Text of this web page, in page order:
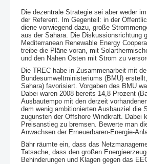
Die dezentrale Strategie sei aber weder
der Referent. Im Gegenteil: in der
diene vorwiegend dazu, große
aus der Sahara. Die Diskussionsrichtung
Mediterranean Renewable Energy
treibe die Pläne voran, mit
und den Nahen Osten mit Strom zu
Die TREC habe in Zusammenarbeit mit
Bundesumweltministeriums (BMU)
Sahara) favorisiert. Vorgaben des BMU
Dabei waren 2008 bereits 14,8 Prozent
Ausbautempo mit den derzeit
dem wenig ambitionierten Ausbauziel die
zugunsten der Offshore Windkraft. Dabei
Preisanstieg zu bremsen. Bewerte man
Anwachsen der Erneuerbaren-Energie-
Bähr räumte ein, dass das
Tatsache, dass den großen
Behinderungen und Klagen gegen das